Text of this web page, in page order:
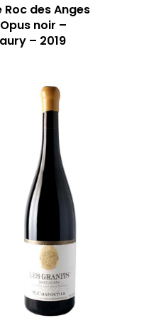
Roc des Anges
noir –
– 2019